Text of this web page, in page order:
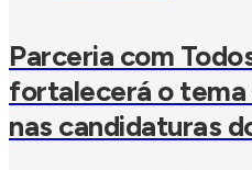
Parceria com
fortalecerá o tema
nas candidaturas